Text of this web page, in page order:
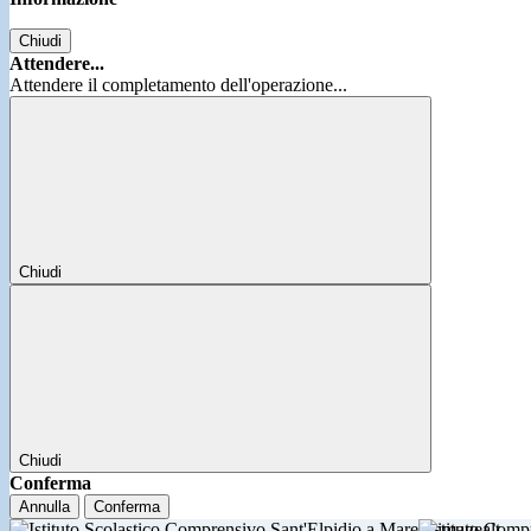
Chiudi
Attendere...
Attendere il completamento dell'operazione...
Chiudi
Chiudi
Conferma
Annulla Conferma